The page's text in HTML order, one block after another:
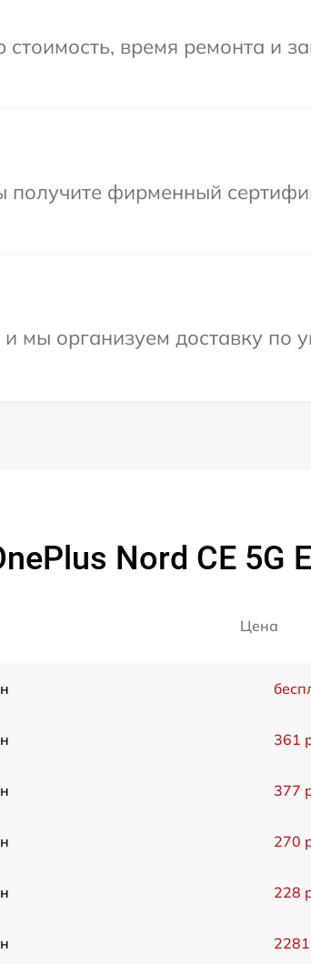
время ремонта и
получите фирменный
мы организуем доставку по
Nord CE 5G
Цена
361
377
270
228